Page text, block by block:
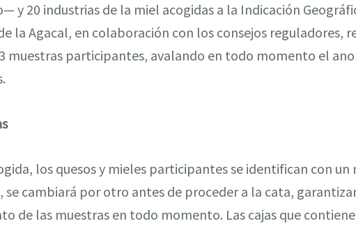
y 20 industrias de la miel acogidas a la Indicación
la Agacal, en colaboración con los consejos reguladores,
muestras participantes, avalando en todo momento el
los quesos y mieles participantes se identifican con
cambiará por otro antes de proceder a la cata,
de las muestras en todo momento. Las cajas que